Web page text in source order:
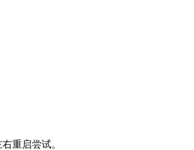
重启尝试。